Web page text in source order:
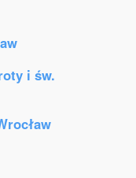
i św.